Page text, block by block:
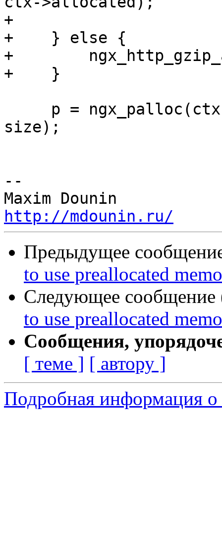
+
+    } else {
+
+    }
size);
--
http://mdounin.ru/
Предыдущее
to use preallocated
Следующее сообщение
to use preallocated
Сообщения,
[ теме ] [ автору ]
Подробная информация